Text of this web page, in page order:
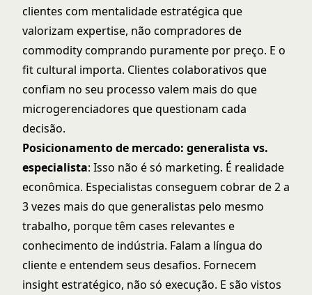
clientes com mentalidade estratégica que
valorizam expertise, não compradores de
commodity comprando puramente por preço. E o
fit cultural importa. Clientes colaborativos que
confiam no seu processo valem mais do que
microgerenciadores que questionam cada
decisão.
Posicionamento de mercado: generalista vs.
especialista: Isso não é só marketing. É realidade
econômica. Especialistas conseguem cobrar de 2 a
3 vezes mais do que generalistas pelo mesmo
trabalho, porque têm cases relevantes e
conhecimento de indústria. Falam a língua do
cliente e entendem seus desafios. Fornecem
insight estratégico, não só execução. E são vistos